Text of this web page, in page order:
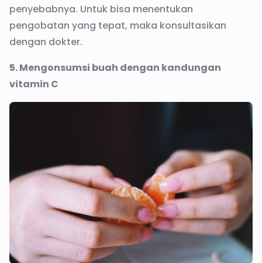
penyebabnya. Untuk bisa menentukan
pengobatan yang tepat, maka konsultasikan
dengan dokter.
5. Mengonsumsi buah dengan kandungan
vitamin C